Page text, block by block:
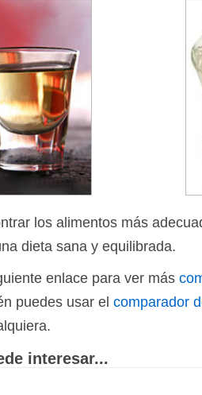
los alimentos más
dieta sana y equilibrada.
enlace para ver más
puedes usar el comparador
interesar...